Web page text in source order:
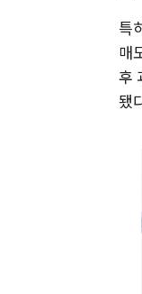
특
매
후
됐